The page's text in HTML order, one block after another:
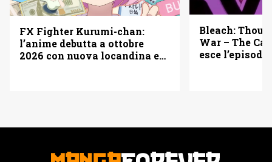
FX Fighter Kurumi-chan:
l’anime debutta a ottobre
2026 con nuova locandina e
Bleach:
War – The
esce